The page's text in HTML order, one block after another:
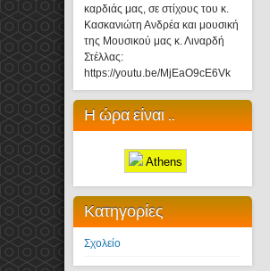
καρδιάς μας, σε στίχους του κ.
Κασκανιώτη Ανδρέα και μουσική
της Μουσικού μας κ. Λιναρδή
Στέλλας:
https://youtu.be/MjEaO9cE6Vk
Η ώρα είναι ..
Athens
Κατηγορίες
Σχολείο